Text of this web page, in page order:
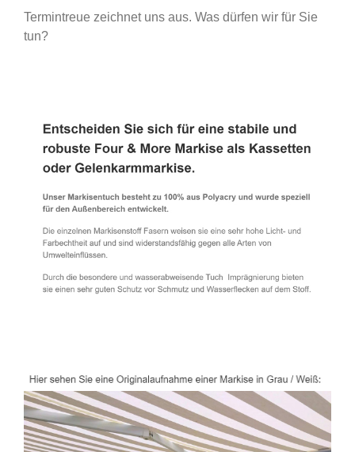
Termintreue zeichnet uns aus. Was dürfen wir für Sie
tun?